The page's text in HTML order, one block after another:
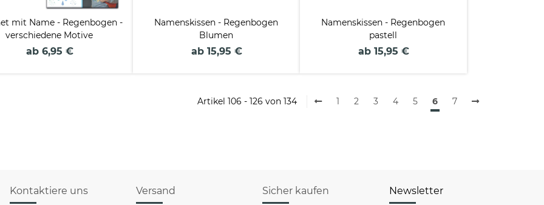
mit Name - Regenbogen -
verschiedene Motive
ab 6,95 €
Namenskissen - Regenbogen
Blumen
ab 15,95 €
Namenskissen - Regenbogen
pastell
ab 15,95 €
Artikel 106 - 126 von 134 1 2 3 4 5 6 7
Kontaktiere uns Versand Sicher kaufen Newsletter